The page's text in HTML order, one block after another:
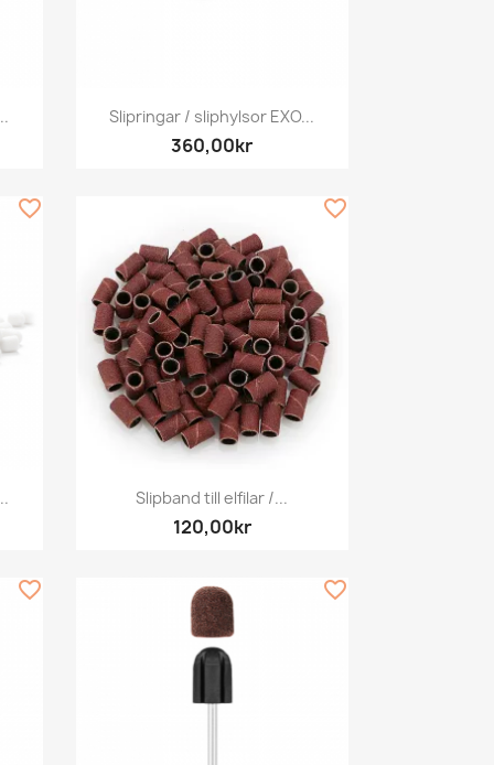
Snabbvy
Slipringar / sliphylsor EXO...
360,00kr
favorite_border
Snabbvy
Slipband till elfilar /...
120,00kr
favorite_border
favorite_border favorite_border